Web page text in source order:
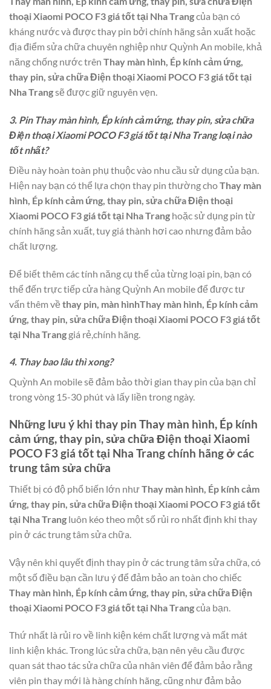
thoại Xiaomi POCO F3 giá tốt tại Nha Trangcủa bạn có
kháng nước và được thay pin bởi chính hãng sản xuất hoặc
địa điểm sửa chữa chuyên nghiệp như Quỳnh An mobile, khả
năng chống nước trên Thay màn hình, Ép kính cảm ứng,
thay pin, sửa chữa Điện thoại Xiaomi POCO F3 giá tốt tại
Nha Trangsẽ được giữ nguyên vẹn.
3. Pin Thay màn hình, Ép kính cảm ứng, thay pin, sửa chữa
Điện thoại Xiaomi POCO F3 giá tốt tại Nha Trang loại nào
tốt nhất?
Điều này hoàn toàn phụ thuộc vào nhu cầu sử dụng của bạn.
Hiện nay bạn có thể lựa chọn thay pin thường choThay màn
hình, Ép kính cảm ứng, thay pin, sửa chữa Điện thoại
Xiaomi POCO F3 giá tốt tại Nha Trang hoặc sử dụng pin từ
chính hãng sản xuất, tuy giá thành hơi cao nhưng đảm bảo
chất lượng.
Để biết thêm các tính năng cụ thể của từng loại pin, bạn có
thể đến trực tiếp cửa hàng Quỳnh An mobile để được tư
vấn thêm về thay pin, màn hìnhThay màn hình, Ép kính cảm
ứng, thay pin, sửa chữa Điện thoại Xiaomi POCO F3 giá tốt
tại Nha Trang giá rẻ,chính hãng.
4. Thay bao lâu thì xong?
Quỳnh An mobile sẽ đảm bảo thời gian thay pin của bạn chỉ
trong vòng 15-30 phút và lấy liền trong ngày.
Những lưu ý khi thay pin Thay màn hình, Ép kính
cảm ứng, thay pin, sửa chữa Điện thoại Xiaomi
POCO F3 giá tốt tại Nha Trangchính hãng ở các
trung tâm sửa chữa
Thiết bị có độ phổ biến lớn nhưThay màn hình, Ép kính cảm
ứng, thay pin, sửa chữa Điện thoại Xiaomi POCO F3 giá tốt
tại Nha Trang luôn kéo theo một số rủi ro nhất định khi thay
pin ở các trung tâm sửa chữa.
Vậy nên khi quyết định thay pin ở các trung tâm sửa chữa, có
một số điều bạn cần lưu ý để đảm bảo an toàn cho chiếc
Thay màn hình, Ép kính cảm ứng, thay pin, sửa chữa Điện
thoại Xiaomi POCO F3 giá tốt tại Nha Trangcủa bạn.
Thứ nhất là rủi ro về linh kiện kém chất lượng và mất mát
linh kiện khác. Trong lúc sửa chữa, bạn nên yêu cầu được
quan sát thao tác sửa chữa của nhân viên để đảm bảo rằng
viên pin thay mới là hàng chính hãng, cũng như đảm bảo